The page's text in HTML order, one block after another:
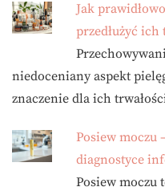
Jak
przedłużyć ich
niedoceniany aspekt
znaczenie dla ich
Posiew moczu
diagnostyce
Posiew moczu